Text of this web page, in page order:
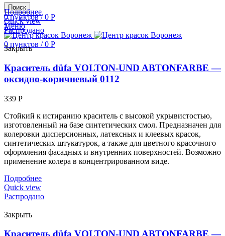
Поиск
0пунктов / 0 Р
Меню
0 пунктов / 0 Р
Подробнее
Quick view
Распродано
Закрыть
Краситель düfa VOLTON-UND ABTONFARBE —
оксидно-коричневый 0112
339 Р
Стойкий к истиранию краситель с высокой укрывистостью,
изготовленный на базе синтетических смол. Предназначен для
колеровки дисперсионных, латексных и клеевых красок,
синтетических штукатурок, а также для цветного красочного
оформления фасадных и внутренних поверхностей. Возможно
применение колера в концентрированном виде.
Подробнее
Quick view
Распродано
Закрыть
Краситель düfa VOLTON-UND ABTONFARBE —